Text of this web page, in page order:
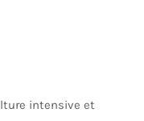
intensive et